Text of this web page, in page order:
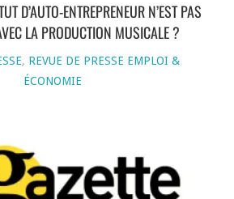
D’AUTO-ENTREPRENEUR N’EST PAS
LA PRODUCTION MUSICALE ?
, REVUE DE PRESSE EMPLOI &
ÉCONOMIE